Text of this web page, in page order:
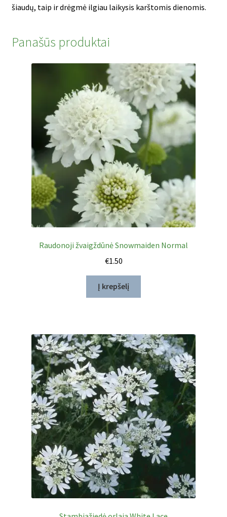
šiaudų, taip ir drėgmė ilgiau laikysis karštomis dienomis.
Panašūs produktai
Raudonoji žvaigždūnė Snowmaiden Normal
€1.50
Į krepšelį